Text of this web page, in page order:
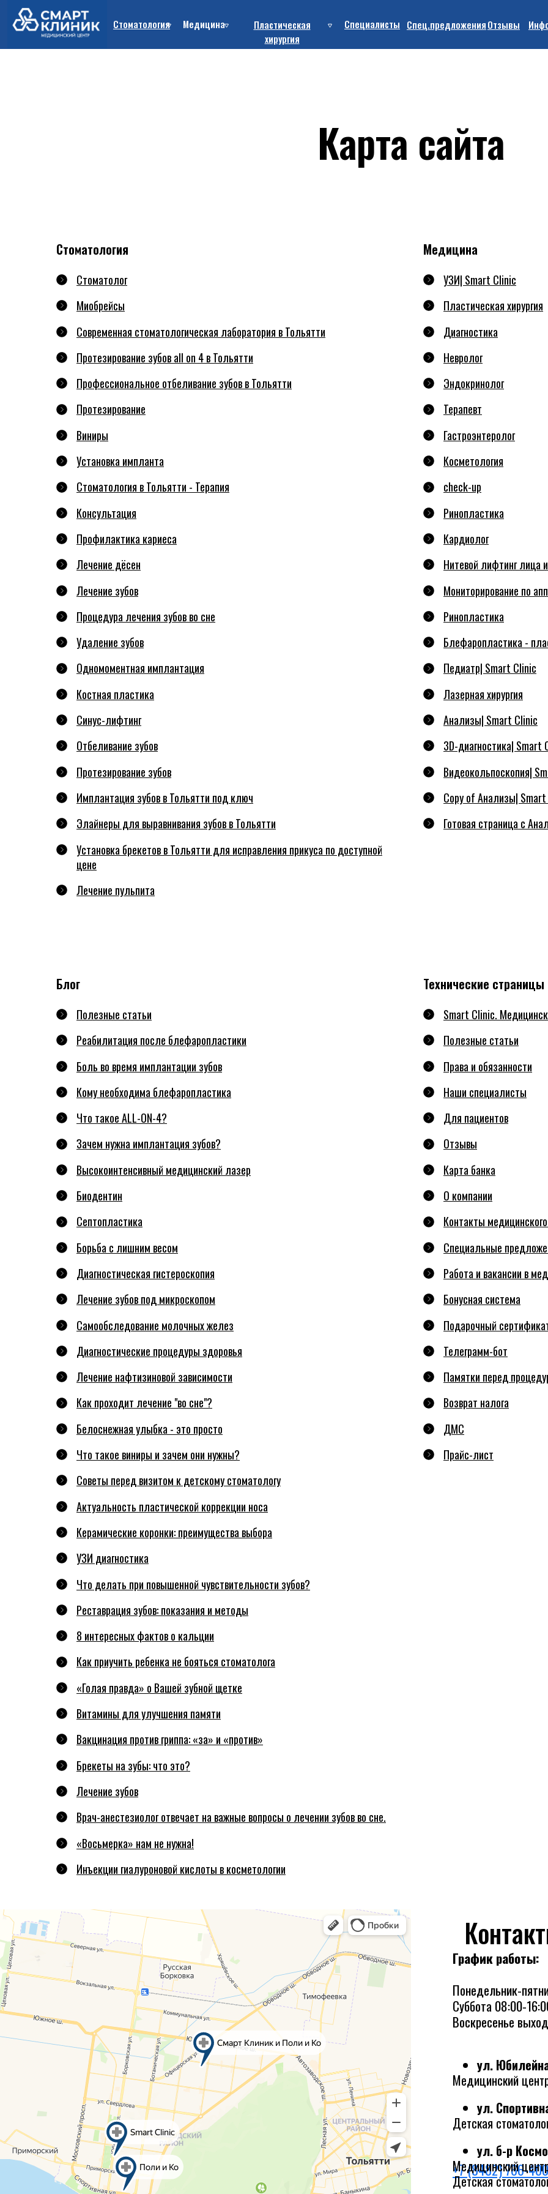
Стоматология Медицина
Пластическая
хирургия
Cпециалисты Спец.предложенияОтзывы
Карта сайта
Стоматология
Cтоматолог
Миобрейсы
Современная стоматологическая лаборатория в Тольятти
Протезирование зубов all on 4 в Тольятти
Профессиональное отбеливание зубов в Тольятти
Протезирование
Виниры
Установка импланта
Cтоматология в Тольятти - Терапия
Консультация
Профилактика кариеса
Лечение дёсен
Лечение зубов
Процедура лечения зубов во сне
Удаление зубов
Одномоментная имплантация
Костная пластика
Синус-лифтинг
Отбеливание зубов
Протезирование зубов
Имплантация зубов в Тольятти под ключ
Элайнеры для выравнивания зубов в Тольятти
Установка брекетов в Тольятти для исправления прикуса по доступной
цене
Лечение пульпита
Медицина
УЗИ| Smart Clinic
Пластическая хирургия
Диагностика
Невролог
Эндокринолог
Терапевт
Гастроэнтеролог
Косметология
check-up
Ринопластика
Кардиолог
Нитевой лифтинг лица
Мониторирование по
Ринопластика
Блефаропластика -
Педиатр| Smart Clinic
Лазерная хирургия
Анализы| Smart Clinic
3D-диагностика| Smart
Видеокольпоскопия|
Copy of Анализы|
Готовая страница с
Технические страницы
Smart Clinic.
Полезные статьи
Права и обязанности
Наши специалисты
Для пациентов
Отзывы
Карта банка
О компании
Контакты
Специальные
Работа и вакансии в
Бонусная система
Подарочный
Телеграмм-бот
Памятки перед
Возврат налога
ДМС
Прайс-лист
Блог
Полезные статьи
Реабилитация после блефаропластики
Боль во время имплантации зубов
Кому необходима блефаропластика
Что такое ALL-ON-4?
Зачем нужна имплантация зубов?
Высокоинтенсивный медицинский лазер
Биодентин
Септопластика
Борьба с лишним весом
Диагностическая гистероскопия
Лечение зубов под микроскопом
Самообследование молочных желез
Диагностические процедуры здоровья
Лечение нафтизиновой зависимости
Как проходит лечение "во сне"?
Белоснежная улыбка - это просто
Что такое виниры и зачем они нужны?
Советы перед визитом к детскому стоматологу
Актуальность пластической коррекции носа
Керамические коронки: преимущества выбора
УЗИ диагностика
Что делать при повышенной чувствительности зубов?
Реставрация зубов: показания и методы
8 интересных фактов о кальции
Как приучить ребенка не бояться стоматолога
«Голая правда» о Вашей зубной щетке
Витамины для улучшения памяти
Вакцинация против гриппа: «за» и «против»
Брекеты на зубы: что это?
Лечение зубов
Врач-анестезиолог отвечает на важные вопросы о лечении зубов во сне.
«Восьмерка» нам не нужна!
Инъекции гиалуроновой кислоты в косметологии
График работы:
Понедельник-
Суббота 08:00-
Воскресенье
+7 (8482) 766-400
ул.
Медицинский
ул.
Детская
ул. б-р
Медицинский
Детская